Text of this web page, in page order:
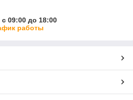
09:00 до 18:00
работы